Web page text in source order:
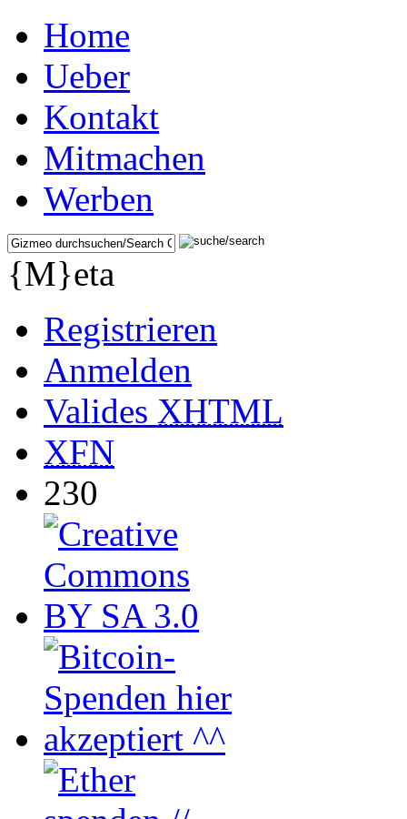
Home
Ueber
Kontakt
Mitmachen
Werben
{M}eta
Registrieren
Anmelden
Valides XHTML
XFN
230